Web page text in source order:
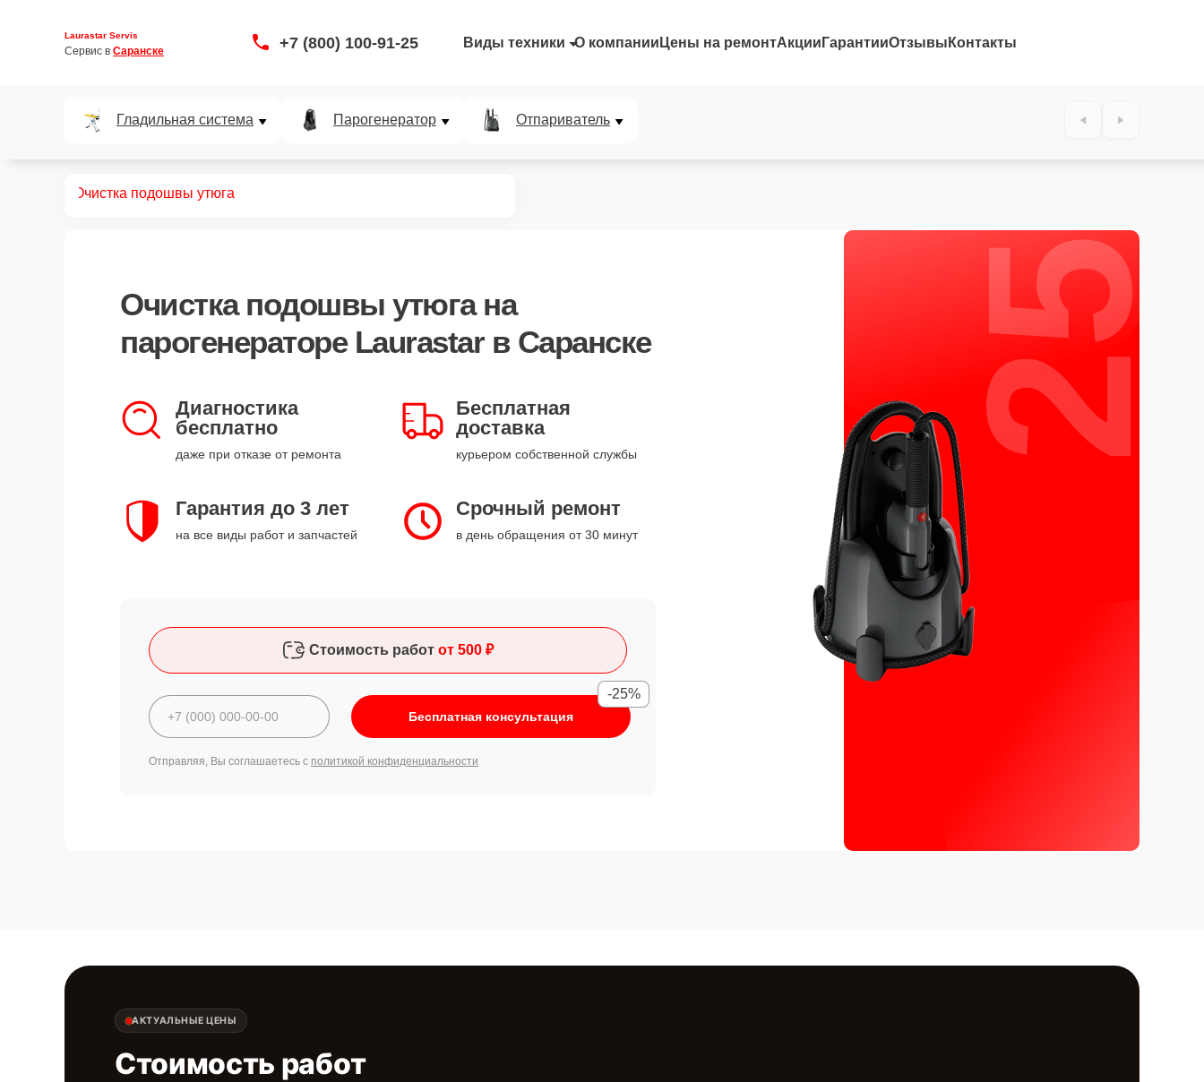
Laurastar Servis
Сервис в Саранске +7 (800) 100-91-25 Виды техники О компании Цены на ремонтАкции ГарантииОтзывы Контакты
Гладильная система Парогенератор Отпариватель
Очистка подошвы утюга
Очистка подошвы утюгана
парогенераторе Laurastar в Саранске
Диагностика
бесплатно
даже при отказе от ремонта
Бесплатная
доставка
курьером собственной службы
Гарантия до 3 лет
на все виды работ и запчастей
Срочный ремонт
в день обращения от 30 минут
Стоимость работ от 500 ₽
Бесплатная консультация
-25%
Отправляя, Вы соглашаетесь с политикой конфиденциальности
25%
АКТУАЛЬНЫЕ ЦЕНЫ
Стоимость работ